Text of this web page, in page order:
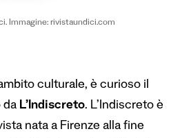
Immagine: rivistaundici.com
culturale, è curioso il
da L’Indiscreto. L’Indiscreto è
nata a Firenze alla fine